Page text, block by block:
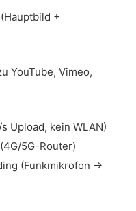
+
YouTube, Vimeo,
Upload, kein WLAN)
5G-Router)
(Funkmikrofon →